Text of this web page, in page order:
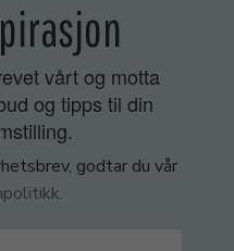
vårt og motta
og tipps til din
godtar du vår